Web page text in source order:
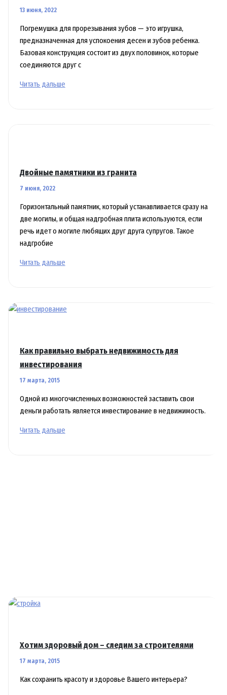
13 июня, 2022
Погремушка для прорезывания зубов — это игрушка,
предназначенная для успокоения десен и зубов ребенка.
Базовая конструкция состоит из двух половинок, которые
соединяются друг с
Детские
Читать дальше
Двойные памятники из гранита
7 июня, 2022
Горизонтальный памятник, который устанавливается сразу на
две могилы, и общая надгробная плита используются, если
речь идет о могиле любящих друг друга супругов. Такое
надгробие
Двойные
Читать дальше
Как правильно выбрать недвижимость для
инвестирования
17 марта, 2015
Одной из многочисленных возможностей заставить свои
деньги работать является инвестирование в недвижимость.
Как
Читать дальше
Хотим здоровый дом – следим за строителями
17 марта, 2015
Как сохранить красоту и здоровье Вашего интерьера?